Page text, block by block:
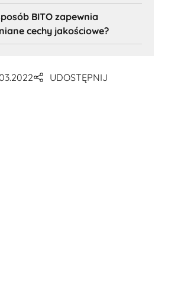
BITO zapewnia
cechy jakościowe?
UDOSTĘPNIJ